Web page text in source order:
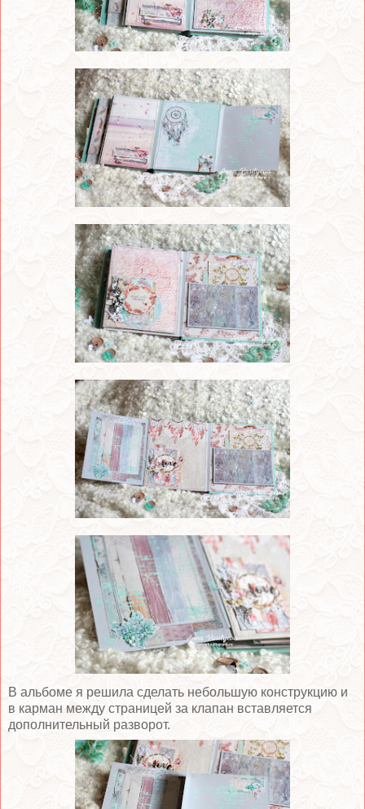
В альбоме я решила сделать небольшую конструкцию и
в карман между страницей за клапан вставляется
дополнительный разворот.